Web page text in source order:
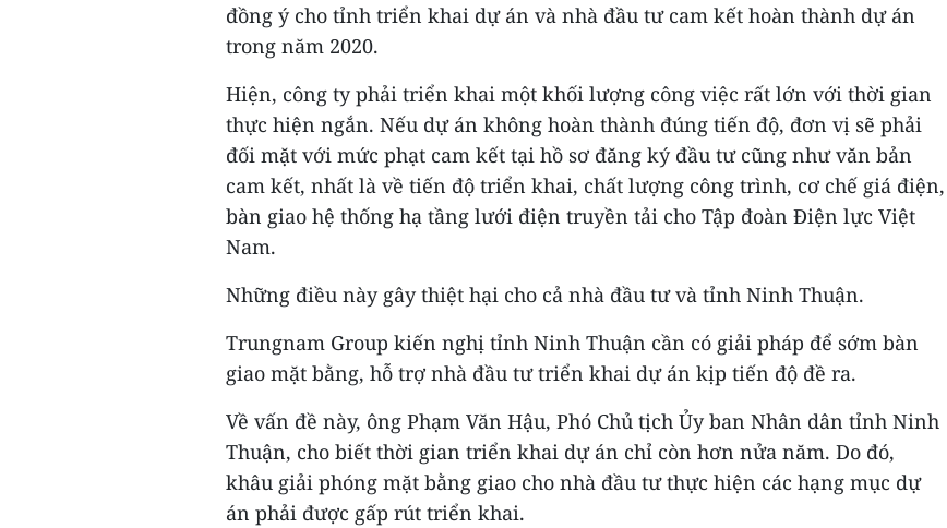
đồng ý cho tỉnh triển khai dự án và nhà đầu tư cam kết hoàn thành dự án
trong năm 2020.
Hiện, công ty phải triển khai một khối lượng công việc rất lớn với thời gian
thực hiện ngắn. Nếu dự án không hoàn thành đúng tiến độ, đơn vị sẽ phải
đối mặt với mức phạt cam kết tại hồ sơ đăng ký đầu tư cũng như văn bản
cam kết, nhất là về tiến độ triển khai, chất lượng công trình, cơ chế giá điện,
bàn giao hệ thống hạ tầng lưới điện truyền tải cho Tập đoàn Điện lực Việt
Nam.
Những điều này gây thiệt hại cho cả nhà đầu tư và tỉnh Ninh Thuận.
Trungnam Group kiến nghị tỉnh Ninh Thuận cần có giải pháp để sớm bàn
giao mặt bằng, hỗ trợ nhà đầu tư triển khai dự án kịp tiến độ đề ra.
Về vấn đề này, ông Phạm Văn Hậu, Phó Chủ tịch Ủy ban Nhân dân tỉnh Ninh
Thuận, cho biết thời gian triển khai dự án chỉ còn hơn nửa năm. Do đó,
khâu giải phóng mặt bằng giao cho nhà đầu tư thực hiện các hạng mục dự
án phải được gấp rút triển khai.